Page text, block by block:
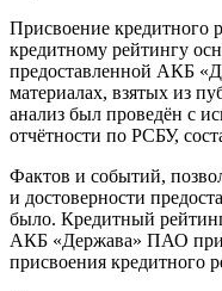
Присвоение кредитного
кредитному рейтингу
предоставленной АКБ
материалах, взятых из
анализ был проведён с
отчётности по РСБУ,
Фактов и событий,
и достоверности
было. Кредитный
АКБ «Держава» ПАО
присвоения кредитного